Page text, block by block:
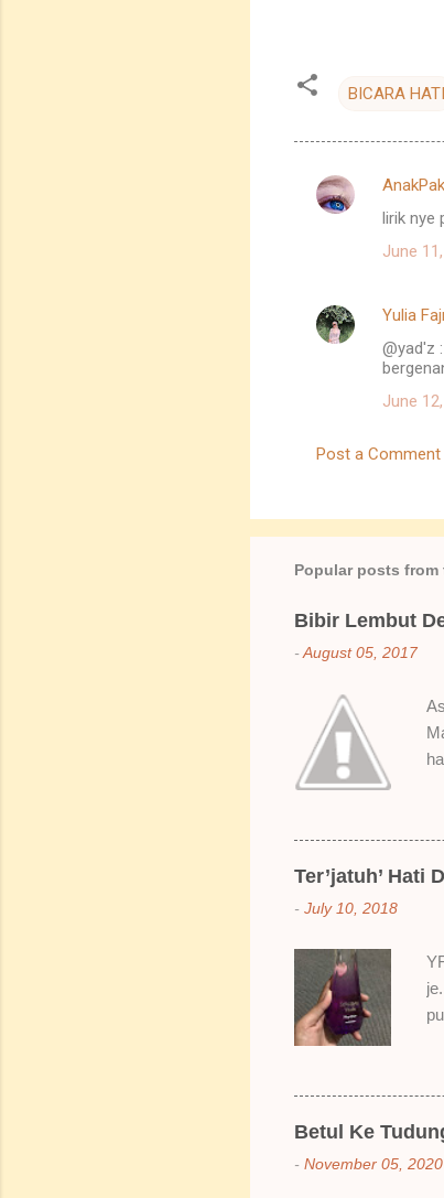
BICARA HATI
C
e
lirik nye
June
Yulia
@yad'z
June
Post a Comment
Popular posts
Bibir Lembut
-August 05, 2017
Ter’jatuh’ Hati
- July 10, 2018
Betul Ke
- November 05, 2020